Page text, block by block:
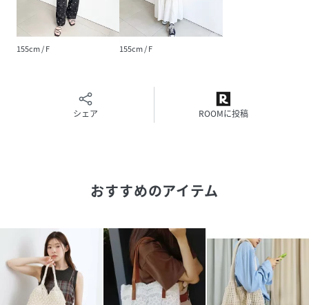
★開口部 オープンタイプ（内袋は巾着仕様）
★内ポケット なし
★外ポケット なし
★お財布やポーチ、スマホなど収納可能
～～～～～～～～～～～～～～～
また表示のサイズ感も実物とは若干異なる場合もございます
テンションタグを必ずご確認ください。
※サイズは平置き寸法で表記しております。着用により素材
の重みで丈感や袖が表記より長くなる場合がございます。
155cm / F 155cm / F
シェア ROOMに投稿
おすすめのアイテム